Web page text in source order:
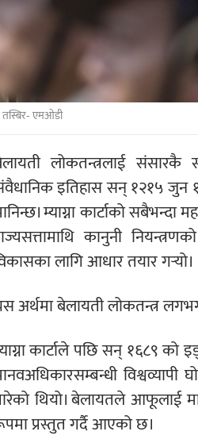
तस्बिर- एमओडी
लोकतन्त्रलाई संसारकै
इतिहास सन् १२१५ जुन १५
म्याग्ना कार्टाको
कानुनी
लागि आधार तयार गर्‍यो।
अर्थमा बेलायती लोकतन्त्र
कार्टाले पछि सन् १६८९
थियो। बेलायतले आफूलाई
प्रस्तुत गर्दै आएको छ।